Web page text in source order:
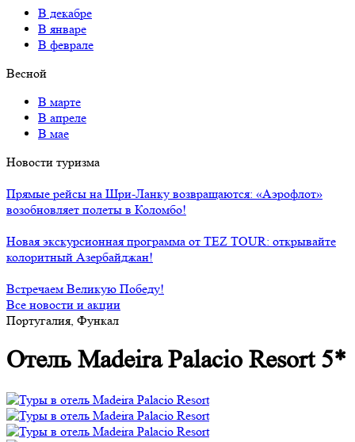
В декабре
В январе
В феврале
Весной
В марте
В апреле
В мае
Новости туризма
Прямые рейсы на Шри-Ланку возвращаются: «Аэрофлот»
возобновляет полеты в Коломбо!
Новая экскурсионная программа от TEZ TOUR: открывайте
колоритный Азербайджан!
Встречаем Великую Победу!
Все новости и акции
Португалия, Функал
Отель Madeira Palacio Resort 5*